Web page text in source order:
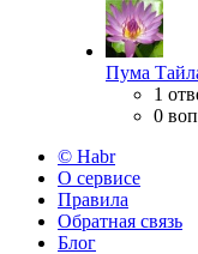
Пума
1
0
© Habr
О сервисе
Правила
Обратная связь
Блог